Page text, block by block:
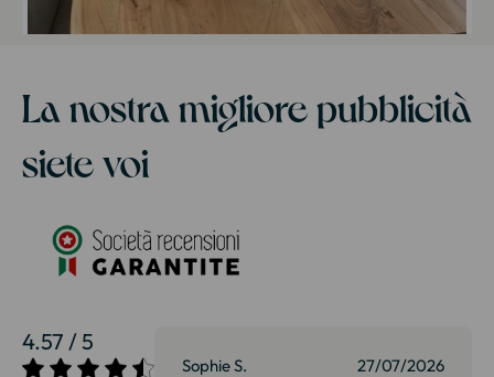
La nostra migliore pubblicità
siete voi
4.57 / 5
27/07/2026 Sophie S. 27/07/2026